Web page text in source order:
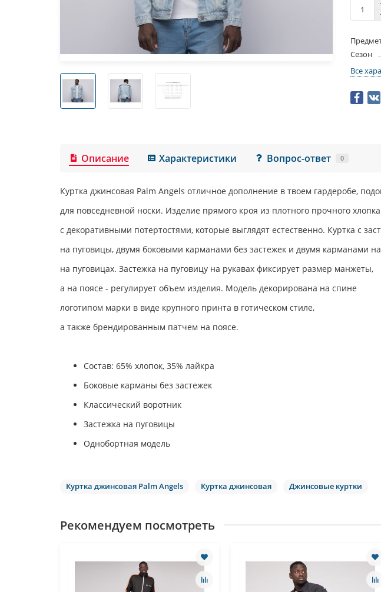
Сезон
Все
Описание Характеристики Вопрос-ответ 0
Куртка джинсовая Palm Angels отличное дополнение в твоем гардеробе,
для повседневной носки. Изделие прямого кроя из плотного прочного хлопка
с декоративными потертостями, которые выглядят естественно. Куртка с
на пуговицы, двумя боковыми карманами без застежек и двумя карманами
на пуговицах. Застежка на пуговицу на рукавах фиксирует размер манжеты,
а на поясе - регулирует объем изделия. Модель декорирована на спине
логотипом марки в виде крупного принта в готическом стиле,
а также брендированным патчем на поясе.
Состав: 65% хлопок, 35% лайкра
Боковые карманы без застежек
Классический воротник
Застежка на пуговицы
Однобортная модель
Куртка джинсовая Palm Angels Куртка джинсовая Джинсовые куртки
Рекомендуем посмотреть